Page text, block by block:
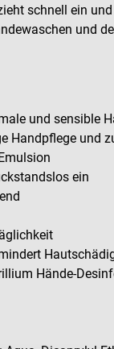
schnell ein
und
und sensible
Handpflege und
ein
Hände-